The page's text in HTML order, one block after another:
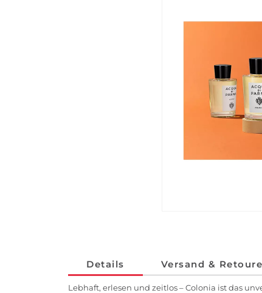
Details Versand & Retoure
Lebhaft, erlesen und zeitlos – Colonia ist das